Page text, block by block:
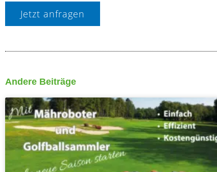
Jetzt anfragen
Andere Beiträge